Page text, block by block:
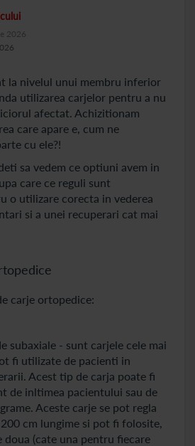
2026
la nivelul unui membru inferior
utilizarea carjelor pentru a nu
afectat. Achizitionam
care apare e, cum ne
cu ele?!
sa vedem ce optiuni avem in
care ce reguli sunt
o utilizare corecta in vederea
si a unei recuperari cat mai
carje ortopedice:
subaxiale - sunt carjele cele mai
fi utilizate de pacienti in
Acest tip de carja poate fi
de inltimea pacientului sau de
Aceste carje se pot regla
cm lungime si pot fi folosite,
doua (cate una pentru fiecare